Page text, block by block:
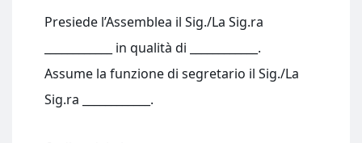
Presiede l’Assemblea il Sig./La Sig.ra
____________ in qualità di ____________.
Assume la funzione di segretario il Sig./La
Sig.ra ____________.